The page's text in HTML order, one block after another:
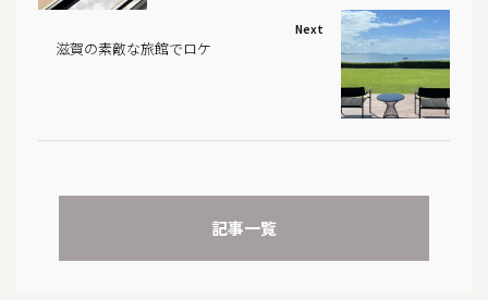
Next
滋賀の素敵な旅館でロケ
記事一覧